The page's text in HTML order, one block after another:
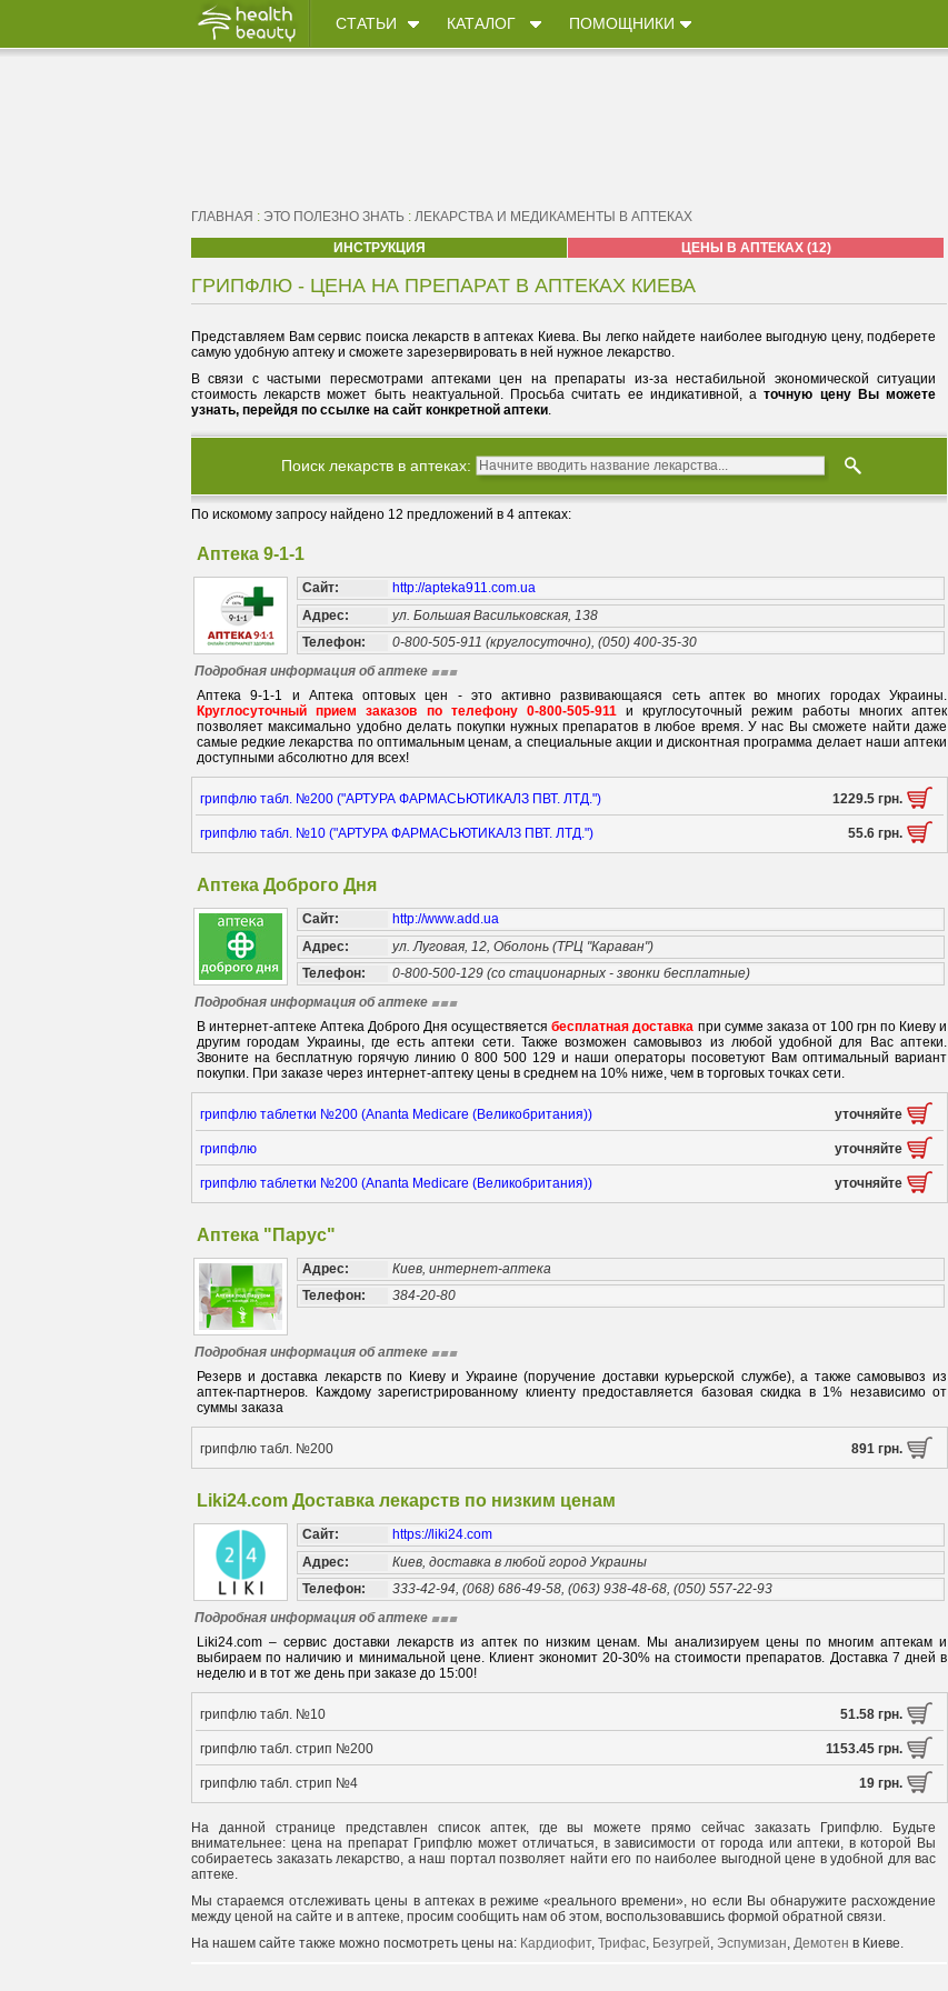
СТАТЬИ КАТАЛОГ ПОМОЩНИКИ
ГЛАВНАЯ : ЭТО ПОЛЕЗНО ЗНАТЬ : ЛЕКАРСТВА И МЕДИКАМЕНТЫ В АПТЕКАХ
ИНСТРУКЦИЯ
ЦЕНЫ В АПТЕКАХ (12)
ГРИПФЛЮ - ЦЕНА НА ПРЕПАРАТ В АПТЕКАХ КИЕВА
Представляем Вам сервис поиска лекарств в аптеках Киева. Вы легко найдете наиболее выгодную цену, подберете
самую удобную аптеку и сможете зарезервировать в ней нужное лекарство.
В связи с частыми пересмотрами аптеками цен на препараты из-за нестабильной экономической ситуации
стоимость лекарств может быть неактуальной. Просьба считать ее индикативной, аточную цену Вы можете
узнать, перейдя по ссылке на сайт конкретной аптеки.
Поиск лекарств в аптеках:
По искомому запросу найдено 12 предложений в 4 аптеках:
Аптека 9-1-1
Сайт:
http://apteka911.com.ua
Адрес:
ул. Большая Васильковская, 138
Телефон:
0-800-505-911 (круглосуточно), (050) 400-35-30
Подробная информация об аптеке
Аптека 9-1-1 и Аптека оптовых цен - это активно развивающаяся сеть аптек во многих городах Украины.
Круглосуточный прием заказов по телефону 0-800-505-911и круглосуточный режим работы многих аптек
позволяет максимально удобно делать покупки нужных препаратов в любое время. У нас Вы сможете найти даже
самые редкие лекарства по оптимальным ценам, а специальные акции и дисконтная программа делает наши аптеки
доступными абсолютно для всех!
грипфлю табл. №200 ("АРТУРА ФАРМАСЬЮТИКАЛЗ ПВТ. ЛТД.") 1229.5 грн.
грипфлю табл. №10 ("АРТУРА ФАРМАСЬЮТИКАЛЗ ПВТ. ЛТД.") 55.6 грн.
Аптека Доброго Дня
Сайт:
http://www.add.ua
Адрес:
ул. Луговая, 12, Оболонь (ТРЦ "Караван")
Телефон:
0-800-500-129 (со стационарных - звонки бесплатные)
Подробная информация об аптеке
В интернет-аптеке Аптека Доброго Дня осуществяетсябесплатная доставка при сумме заказа от 100 грн по Киеву и
другим городам Украины, где есть аптеки сети. Также возможен самовывоз из любой удобной для Вас аптеки.
Звоните на бесплатную горячую линию 0 800 500 129 и наши операторы посоветуют Вам оптимальный вариант
покупки. При заказе через интернет-аптеку цены в среднем на 10% ниже, чем в торговых точках сети.
грипфлю таблетки №200 (Ananta Medicare (Великобритания)) уточняйте
грипфлю уточняйте
грипфлю таблетки №200 (Ananta Medicare (Великобритания)) уточняйте
Аптека "Парус"
Адрес:
Киев, интернет-аптека
Телефон:
384-20-80
Подробная информация об аптеке
Резерв и доставка лекарств по Киеву и Украине (поручение доставки курьерской службе), а также самовывоз из
аптек-партнеров. Каждому зарегистрированному клиенту предоставляется базовая скидка в 1% независимо от
суммы заказа
грипфлю табл. №200 891 грн.
Liki24.com Доставка лекарств по низким ценам
Сайт:
https://liki24.com
Адрес:
Киев, доставка в любой город Украины
Телефон:
333-42-94, (068) 686-49-58, (063) 938-48-68, (050) 557-22-93
Подробная информация об аптеке
Liki24.com – сервис доставки лекарств из аптек по низким ценам. Мы анализируем цены по многим аптекам и
выбираем по наличию и минимальной цене. Клиент экономит 20-30% на стоимости препаратов. Доставка 7 дней в
неделю и в тот же день при заказе до 15:00!
грипфлю табл. №10 51.58 грн.
грипфлю табл. стрип №200 1153.45 грн.
грипфлю табл. стрип №4 19 грн.
На данной странице представлен список аптек, где вы можете прямо сейчас заказать Грипфлю. Будьте
внимательнее: цена на препарат Грипфлю может отличаться, в зависимости от города или аптеки, в которой Вы
собираетесь заказать лекарство, а наш портал позволяет найти его по наиболее выгодной цене в удобной для вас
аптеке.
Мы стараемся отслеживать цены в аптеках в режиме «реального времени», но если Вы обнаружите расхождение
между ценой на сайте и в аптеке, просим сообщить нам об этом, воспользовавшись формой обратной связи.
На нашем сайте также можно посмотреть цены на: Кардиофит, Трифас, Безугрей, Эспумизан, Демотен в Киеве.